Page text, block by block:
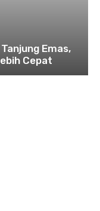
Emas,
Cepat